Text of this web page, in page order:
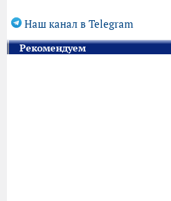
Наш канал в Telegram
Рекомендуем